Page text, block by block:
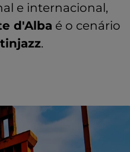
e internacional,
d'Alba é o cenário
.